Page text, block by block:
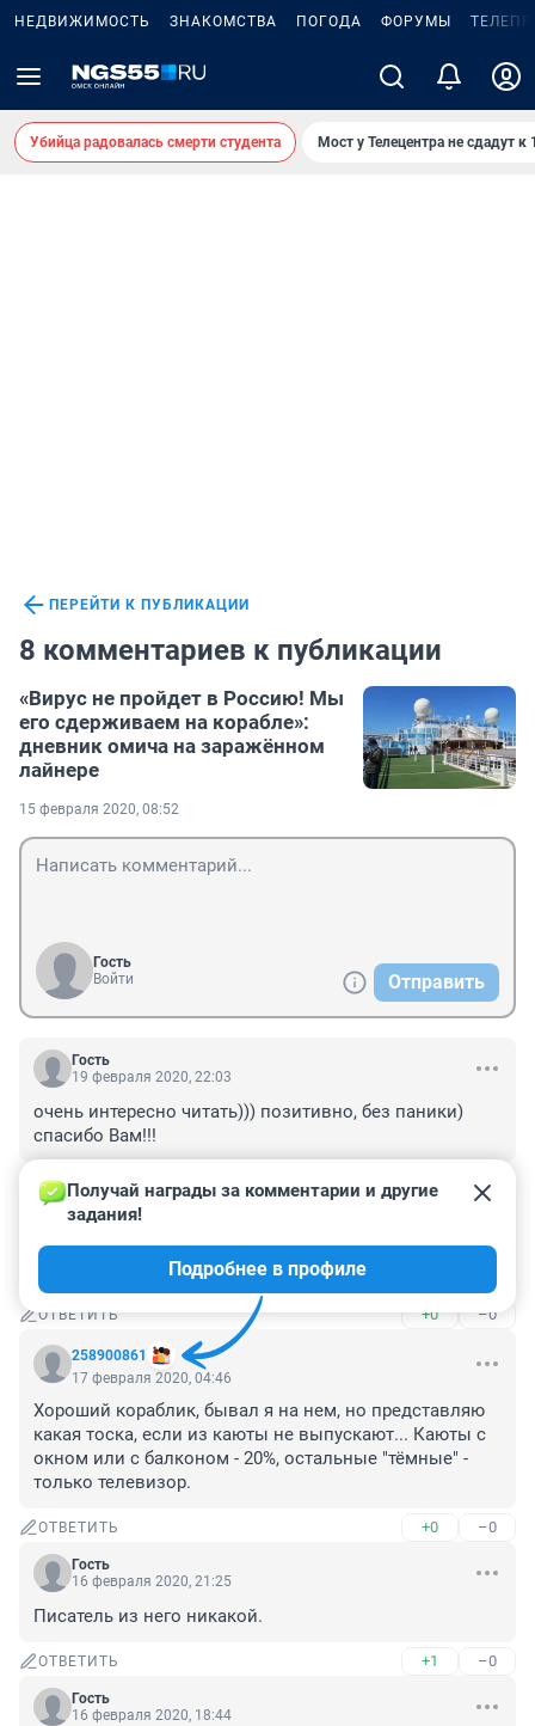
НЕДВИЖИМОСТЬ ЗНАКОМСТВА ПОГОДА ФОРУМЫ
Убийца радовалась смерти студента Мост у Телецентра не сдадут к
ПЕРЕЙТИ К ПУБЛИКАЦИИ
8 комментариев к публикации
«Вирус не пройдет в Россию! Мы
его сдерживаем на корабле»:
дневник омича на заражённом
лайнере
15 февраля 2020, 08:52
Гость
Войти
Отправить
Гость
19 февраля 2020, 22:03
очень интересно читать))) позитивно, без паники)
спасибо Вам!!!
ОТВЕТИТЬ –0
Гость
интересная хроника! Будьте здоровы, держитесь там!
ОТВЕТИТЬ +0 –0
258900861
Получай награды за комментарии и другие
задания!
Подробнее в профиле
17 февраля 2020, 04:46
Хороший кораблик, бывал я на нем, но представляю
какая тоска, если из каюты не выпускают... Каюты с
окном или с балконом - 20%, остальные "тёмные" -
только телевизор.
ОТВЕТИТЬ +0 –0
Гость
16 февраля 2020, 21:25
Писатель из него никакой.
ОТВЕТИТЬ +1 –0
Гость
16 февраля 2020, 18:44